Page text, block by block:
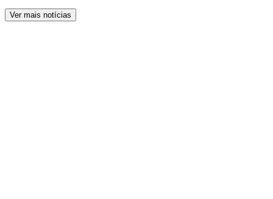
Ver mais notícias